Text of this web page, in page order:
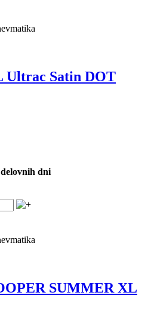
Ultrac Satin DOT
delovnih dni
SUMMER XL